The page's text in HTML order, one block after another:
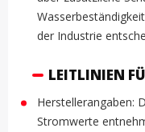
der Industrie
LEITLINIEN
Herstellerangaben:
Stromwerte